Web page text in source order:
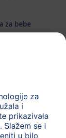
za bebe
Kontakt